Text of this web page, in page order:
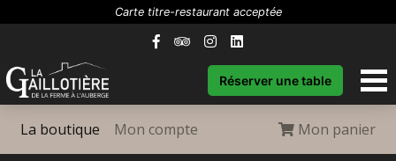
Carte titre-restaurant acceptée
Réserver une table
La boutique (current)
Mon compte Mon panier